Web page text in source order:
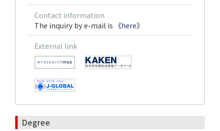
Contact information
The inquiry by e-mail is 《here》
External link
Degree